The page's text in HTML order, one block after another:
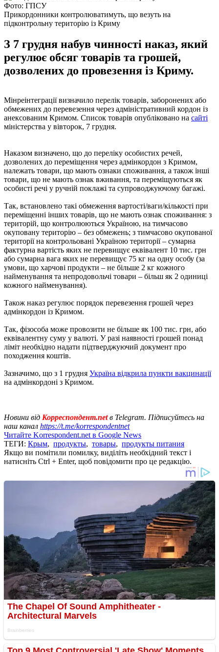
Фото: ГПСУ
Прикордонники контролюватимуть, що везуть на
підконтрольну територію із Криму
З 7 грудня набув чинності наказ, який
регулює обсяг товарів та грошей,
дозволених до провезення із Криму.
Мінреінтеграції визначило перелік товарів, заборонених або
обмежених до перевезення через адміністративний кордон із
анексованим Кримом. Список товарів опубліковано на сайті
міністерства у вівторок, 7 грудня.
Наказом визначено, що до переліку особистих речей,
дозволених до переміщення через адмінкордон з Кримом,
належать товари, що мають ознаки споживання, а також інші
товари, що не мають ознак вживання, та переміщуються як
особисті речі у ручній поклажі та супроводжуючому багажі.
Так, встановлено такі обмеження вартості/ваги/кількості при
переміщенні інших товарів, що не мають ознак споживання: з
територій, що контролюються Україною, на тимчасово
окуповану територію – без обмежень; з тимчасово окупованої
території на контрольовані Україною території – сумарна
фактурна вартість яких не перевищує еквівалент 10 тис. грн
або сумарна вага яких не перевищує 75 кг на одну особу (за
умови, що харчові продукти – не більше 2 кг кожного
найменування та непродовольчі товари – більш як 2 одиниці
кожного найменування).
Також наказ регулює порядок перевезення грошей через
адмінкордон із Кримом.
Так, фізособа може провозити не більше як 100 тис. грн, або
еквівалентну суму у валюті. У разі наявності грошей понад
ліміт необхідно надати підтверджуючий документ про
походження коштів.
Зазначимо, що з 1 грудня Україна відкрила пункти вакцинації
на адмінкордоні з Кримом.
Новини від Корреспондент.netв Telegram. Підписуйтесь на
наш канал https://t.me/korrespondentnet
Читайте Korrespondent.net в Google News
ТЕГИ: Крым, продукты, товары, продукты питания
Якщо ви помітили помилку, виділіть необхідний текст і
натисніть Ctrl + Enter, щоб повідомити про це редакцію.